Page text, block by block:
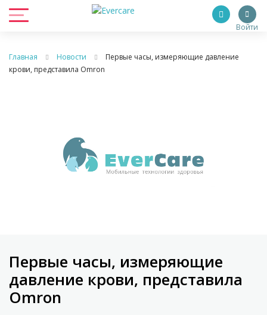
Войти
Главная Новости
Первые часы, измеряющие давление
крови, представила Omron
Первые часы, измеряющие
давление крови, представила
Omron